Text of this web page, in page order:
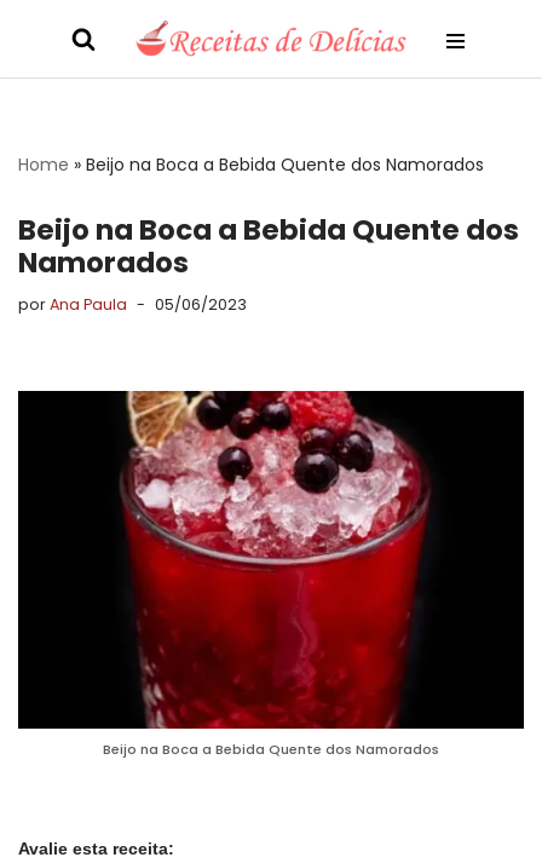
Home » Beijo na Boca a Bebida Quente dos Namorados
Beijo na Boca a Bebida Quente dos
Namorados
porAna Paula 05/06/2023
Beijo na Boca a Bebida Quente dos Namorados
Avalie esta receita: